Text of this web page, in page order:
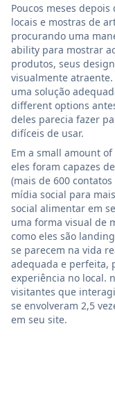
Poucos meses
locais e mostras de
procurando uma
ability para mostrar
produtos, seus
visualmente
uma solução
different options
deles parecia fazer
difíceis de usar.
Em a small amount
eles foram capazes
(mais de 600
mídia social para
social alimentar em
uma forma visual de
como eles são
se parecem na vida
adequada e perfeita,
experiência no local.
visitantes que
se envolveram 2,5
em seu site.